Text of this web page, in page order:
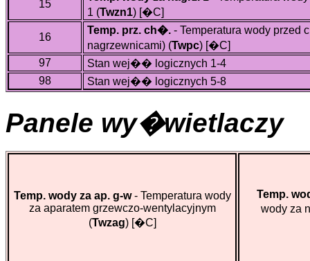
15
1 (Twzn1)[�C]
16
Temp. prz. ch�.- Temperatura wody przed
nagrzewnicami) (Twpc)[�C]
97
Stan wej�� logicznych 1-4
98
Stan wej�� logicznych 5-8
Panele wy�wietlaczy
Temp. wody za ap. g-w- Temperatura wody
za aparatem grzewczo-wentylacyjnym
(Twzag)[�C]
Temp.
wody za